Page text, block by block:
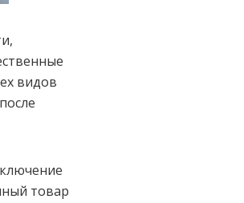
видов
товар